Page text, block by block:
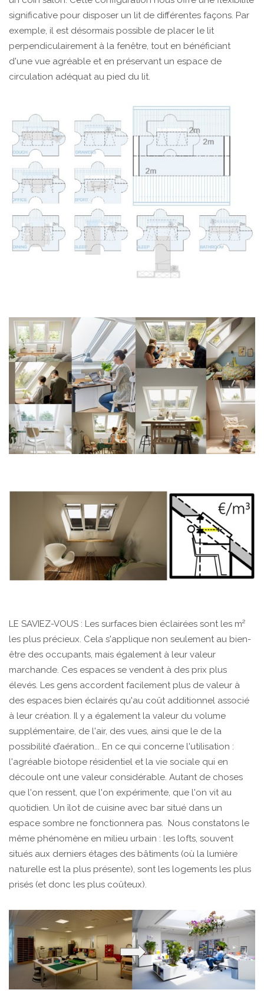
significative pour disposer un lit de différentes façons. Par
exemple, il est désormais possible de placer le lit
perpendiculairement à la fenêtre, tout en bénéficiant
d'une vue agréable et en préservant un espace de
circulation adéquat au pied du lit.
LE SAVIEZ-VOUS : Les surfaces bien éclairées sont les m²
les plus précieux. Cela s'applique non seulement au bien-
être des occupants, mais également à leur valeur
marchande. Ces espaces se vendent à des prix plus
élevés. Les gens accordent facilement plus de valeur à
des espaces bien éclairés qu'au coût additionnel associé
à leur création. Il y a également la valeur du volume
supplémentaire, de l'air, des vues, ainsi que le de la
possibilité d’aération... En ce qui concerne l'utilisation :
l'agréable biotope résidentiel et la vie sociale qui en
découle ont une valeur considérable. Autant de choses
que l'on ressent, que l'on expérimente, que l'on vit au
quotidien. Un îlot de cuisine avec bar situé dans un
espace sombre ne fonctionnera pas. Nous constatons le
même phénomène en milieu urbain : les lofts, souvent
situés aux derniers étages des bâtiments (où la lumière
naturelle est la plus présente), sont les logements les plus
prisés (et donc les plus coûteux).